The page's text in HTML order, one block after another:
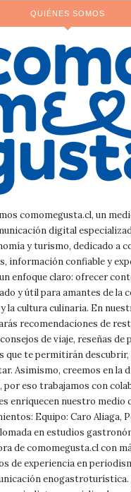
QUIÉNES SOMOS
comomegusta.cl, un
digital
y turismo, dedicado a
información confiable y
enfoque claro: ofrecer
y útil para amantes de la
la cultura culinaria. En
recomendaciones de
de viaje, reseñas de
que te permitirán
Asimismo, creemos en la
por eso trabajamos con
enriquecen nuestro medio
Equipo: Caro Aliaga,
en estudios
de comomegusta.cl con
de experiencia en
enogastroturística.